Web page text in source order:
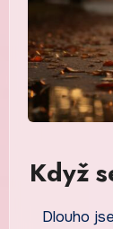
Když
Dlouho